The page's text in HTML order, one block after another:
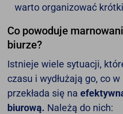
warto organizować
Co powoduje
biurze?
Istnieje wiele sytuacji,
czasu i wydłużają go, co
przekłada się na
biurową. Należą do nich: